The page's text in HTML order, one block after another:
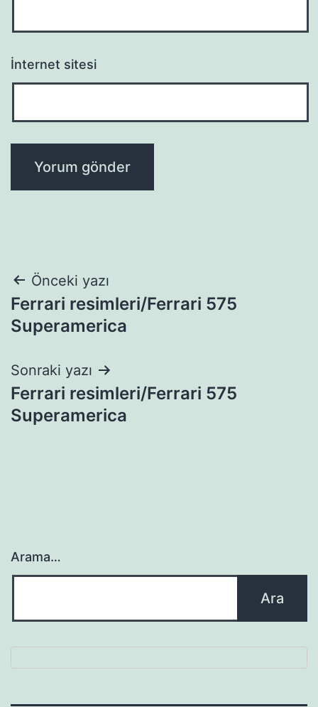
İnternet sitesi
Yazı
gezinmesi
Önceki yazı
Ferrari resimleri/Ferrari 575
Superamerica
Sonraki yazı
Ferrari resimleri/Ferrari 575
Superamerica
Arama…